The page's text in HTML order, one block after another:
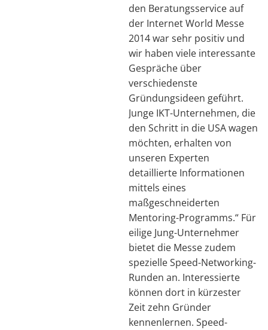
den Beratungsservice auf
der Internet World Messe
2014 war sehr positiv und
wir haben viele interessante
Gespräche über
verschiedenste
Gründungsideen geführt.
Junge IKT-Unternehmen, die
den Schritt in die USA wagen
möchten, erhalten von
unseren Experten
detaillierte Informationen
mittels eines
maßgeschneiderten
Mentoring-Programms.“ Für
eilige Jung-Unternehmer
bietet die Messe zudem
spezielle Speed-Networking-
Runden an. Interessierte
können dort in kürzester
Zeit zehn Gründer
kennenlernen. Speed-